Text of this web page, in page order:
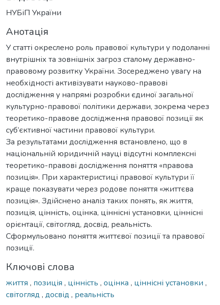
НУБіП України
Анотація
У статті окреслено роль правової культури у подоланні
внутрішніх та зовнішніх загроз сталому державно-
правовому розвитку України. Зосереджено увагу на
необхідності активізувати науково-правові
дослідження у напрямі розробки єдиної загальної
культурно-правової політики держави, зокрема через
теоретико-правове дослідження правової позиції як
суб’єктивної частини правової культури.
За результатами дослідження встановлено, що в
національній юридичній науці відсутні комплексні
теоретико-правові дослідження поняття «правова
позиція». При характеристиці правової культури її
краще показувати через родове поняття «життєва
позиція». Здійснено аналіз таких понять, як життя,
позиція, цінність, оцінка, ціннісні установки, ціннісні
орієнтації, світогляд, досвід, реальність.
Сформульовано поняття життєвої позиції та правової
позиції.
Ключові слова
життя , позиція , цінність , оцінка , ціннісні установки ,
світогляд , досвід , реальність